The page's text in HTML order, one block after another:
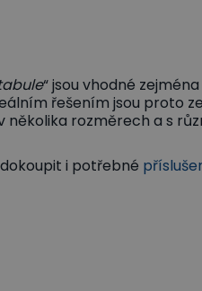
“ jsou vhodné
řešením jsou proto
rozměrech a s
i potřebné